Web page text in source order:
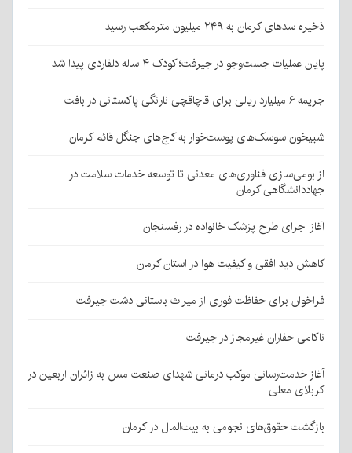
ذخیره سدهای کرمان به ۲۴۹ میلیون مترمکعب رسید
پایان عملیات جست‌وجو در جیرفت؛ کودک ۴ ساله دلفاردی پیدا شد
جریمه ۶ میلیارد ریالی برای قاچاقچی نارنگی پاکستانی در بافت
شبیخون سوسک‌های پوست‌خوار به کاج‌های جنگل قائم کرمان
از بومی‌سازی فناوری‌های معدنی تا توسعه خدمات سلامت در
جهاددانشگاهی کرمان
آغاز اجرای طرح پزشک خانواده در رفسنجان
کاهش دید افقی و کیفیت هوا در استان کرمان
فراخوان برای حفاظت فوری از میراث باستانی دشت جیرفت
ناکامی حفاران غیرمجاز در جیرفت
آغاز خدمت‌رسانی موکب درمانی شهدای صنعت مس به زائران اربعین در
کربلای معلی
بازگشت حقوق‌های نجومی به بیت‌المال در کرمان